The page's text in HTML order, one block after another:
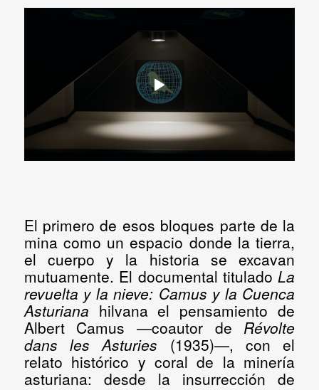
El primero de esos bloques parte de la
mina como un espacio donde la tierra,
el cuerpo y la historia se excavan
mutuamente. El documental tituladoLa
revuelta y la nieve: Camus y la Cuenca
Asturiana hilvana el pensamiento de
Albert Camus —coautor de Révolte
dans les Asturies (1935)—, con el
relato histórico y coral de la minería
asturiana: desde la insurrección de